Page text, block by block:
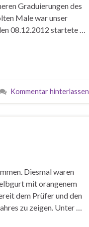
Graduierungen des
Male war unser
08.12.2012 startete …
Kommentar hinterlassen
Diesmal waren
mit orangenem
dem Prüfer und den
zu zeigen. Unter …